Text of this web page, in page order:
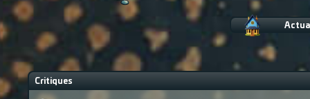
Critiques